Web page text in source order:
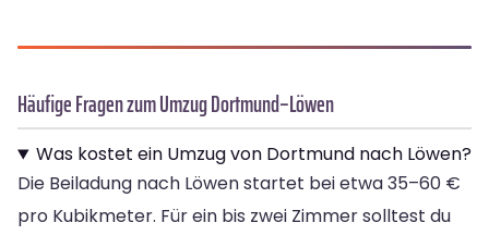
Häufige Fragen zum Umzug Dortmund–Löwen
Was kostet ein Umzug von Dortmund nach Löwen?
Die Beiladung nach Löwen startet bei etwa 35–60 €
pro Kubikmeter. Für ein bis zwei Zimmer solltest du